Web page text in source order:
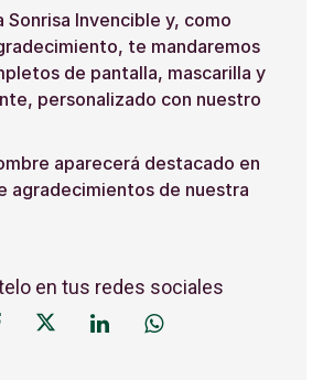
Sonrisa Invencible y, como
te mandaremos
de pantalla, mascarilla y
personalizado con nuestro
aparecerá destacado en
agradecimientos de nuestra
en tus redes sociales